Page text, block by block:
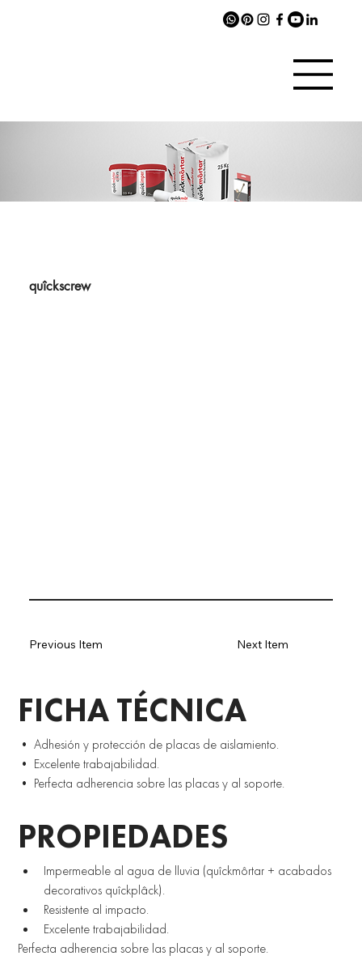
quîckscrew
Next Item
Previous Item
FICHA TÉCNICA
• Adhesión y protección de placas de aislamiento.
• Excelente trabajabilidad.
• Perfecta adherencia sobre las placas y al soporte.
PROPIEDADES
Impermeable al agua de lluvia (quîckmôrtar + acabados
decorativos quîckplâck).
Resistente al impacto.
Excelente trabajabilidad.
Perfecta adherencia sobre las placas y al soporte.